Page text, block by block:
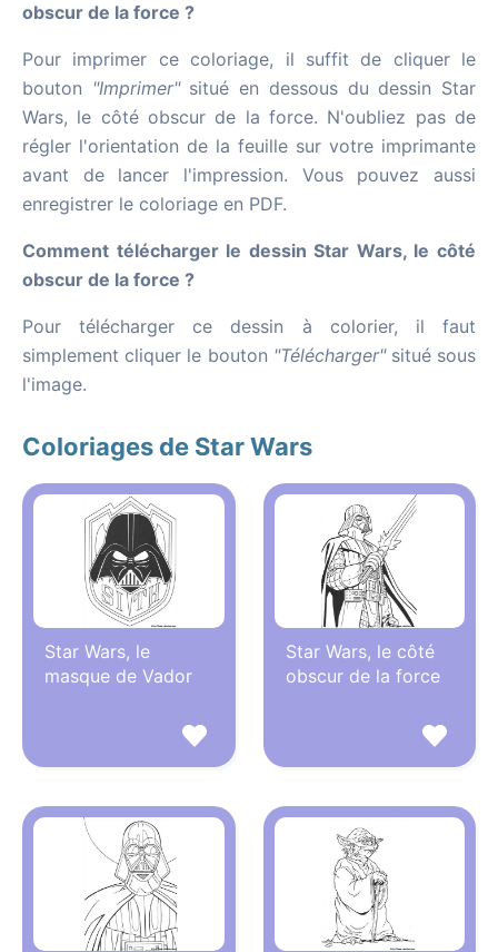
obscur de la force ?
Pour imprimer ce coloriage, il suffit de cliquer le
bouton "Imprimer"situé en dessous du dessin Star
Wars, le côté obscur de la force. N'oubliez pas de
régler l'orientation de la feuille sur votre imprimante
avant de lancer l'impression. Vous pouvez aussi
enregistrer le coloriage en PDF.
Comment télécharger le dessin Star Wars, le côté
obscur de la force ?
Pour télécharger ce dessin à colorier, il faut
simplement cliquer le bouton "Télécharger"situé sous
l'image.
Coloriages de Star Wars
Star Wars, le
masque de Vador
Star Wars, le côté
obscur de la force